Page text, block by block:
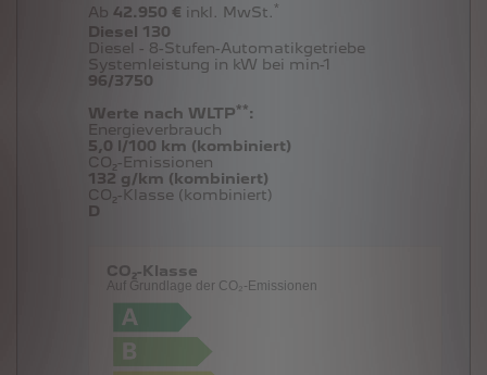
Ab 42.950 € inkl. MwSt.*
Diesel 130
Diesel - 8-Stufen-Automatikgetriebe
Systemleistung in kW bei min-1
96/3750
Werte nach WLTP**:
Energieverbrauch
5,0 l/100 km (kombiniert)
CO₂-Emissionen
132 g/km (kombiniert)
CO₂-Klasse (kombiniert)
D
CO₂-Klasse
Auf Grundlage der CO₂-Emissionen